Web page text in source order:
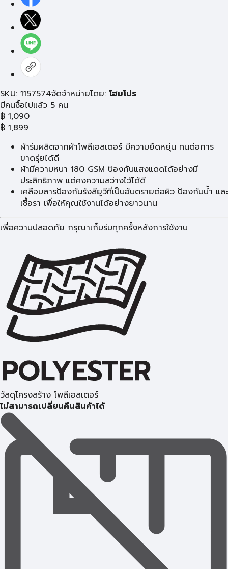
SKU: 1157574จัดจำหน่ายโดย: โฮมโปร
มีคนซื้อไปแล้ว 5 คน
฿ 1,090
฿ 1,899
ผ้าร่มผลิตจากผ้าโพลีเอสเตอร์ มีความยืดหยุ่น ทนต่อการ
ขาดรุ่ยได้ดี
ผ้ามีความหนา 180 GSM ป้องกันแสงแดดได้อย่างมี
ประสิทธิภาพ แต่คงความสว่างไว้ได้ดี
เคลือบสารป้องกันรังสียูวีที่เป็นอันตรายต่อผิว ป้องกันน้ำ และ
เชื้อรา เพื่อให้คุณใช้งานได้อย่างยาวนาน
เพื่อความปลอดภัย กรุณาเก็บร่มทุกครั้งหลังการใช้งาน
วัสดุโครงสร้าง โพลีเอสเตอร์
ไม่สามารถเปลี่ยนคืนสินค้าได้